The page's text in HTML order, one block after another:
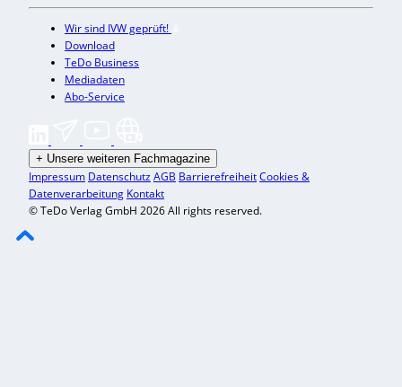
Wir sind IVW geprüft!
Download
TeDo Business
Mediadaten
Abo-Service
+ Unsere weiteren Fachmagazine
Impressum DatenschutzAGB BarrierefreiheitCookies &
Datenverarbeitung Kontakt
© TeDo Verlag GmbH 2026 All rights reserved.